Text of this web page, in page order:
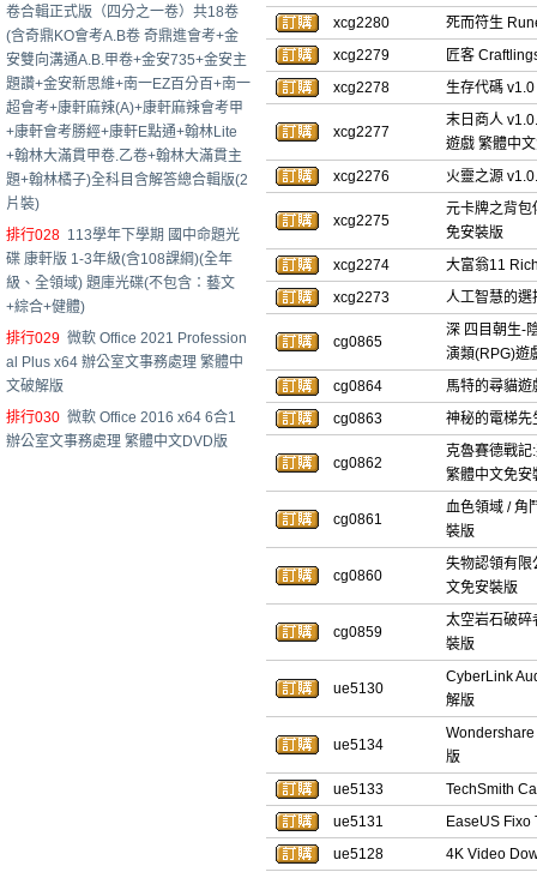
卷合輯正式版（四分之一卷）共18卷
(含奇鼎KO會考A.B卷 奇鼎進會考+金
安雙向溝通A.B.甲卷+金安735+金安主
題讚+金安新思維+南一EZ百分百+南一
超會考+康軒麻辣(A)+康軒麻辣會考甲
+康軒會考勝經+康軒E點通+翰林Lite
+翰林大滿貫甲卷.乙卷+翰林大滿貫主
題+翰林橘子)全科目含解答總合輯版(2
片裝)
排行028 113學年下學期 國中命題光
碟 康軒版 1-3年級(含108課綱)(全年
級、全領域) 題庫光碟(不包含：藝文
+綜合+健體)
排行029 微軟 Office 2021 Profession
al Plus x64 辦公室文事務處理 繁體中
文破解版
排行030 微軟 Office 2016 x64 6合1
辦公室文事務處理 繁體中文DVD版
xcg2280
死而符生
xcg2279
匠客
xcg2278
生存代碼
xcg2277
末日商人
遊戲 繁體中
xcg2276
火靈之源
xcg2275
元卡牌之背
免安裝版
xcg2274
大富翁11
xcg2273
人工智慧的選
cg0865
深 四目朝生-
演類(RPG)遊
cg0864
馬特的尋貓
cg0863
神秘的電梯先
cg0862
克魯賽德戰
繁體中文免安
cg0861
血色領域 / 角
裝版
cg0860
失物認領有限
文免安裝版
cg0859
太空岩石破碎
裝版
ue5130
CyberLink
解版
ue5134
版
ue5133
TechSmith
ue5131
EaseUS Fixo
ue5128
4K Video